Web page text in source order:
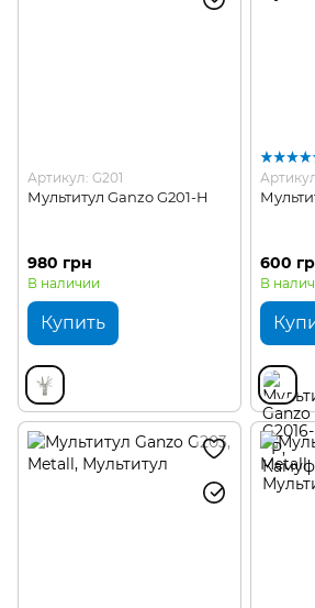
Артикул: G201
Мультитул Ganzo G201-H
980 грн
В наличии
Купить
600
В